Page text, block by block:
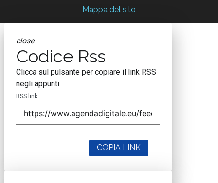
Mappa del sito
close
Codice Rss
Clicca sul pulsante per copiare il link RSS
negli appunti.
RSS link
COPIA LINK